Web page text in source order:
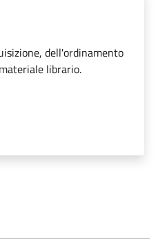
dell'ordinamento
librario.